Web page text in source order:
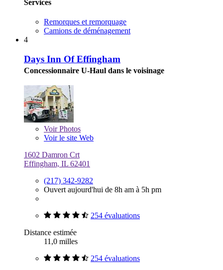
Services
Remorques et remorquage
Camions de déménagement
4
Days Inn Of Effingham
Concessionnaire U-Haul dans le voisinage
VoirPhotos
Voir le site Web
1602 Damron Crt
Effingham, IL 62401
(217) 342-9282
Ouvert aujourd'hui de 8h am à 5h pm
254 évaluations
Distance estimée
11,0 milles
254 évaluations